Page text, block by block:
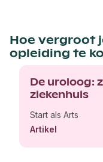
Hoe vergroot
opleiding te
De uroloog:
ziekenhuis
Start als Arts
Artikel